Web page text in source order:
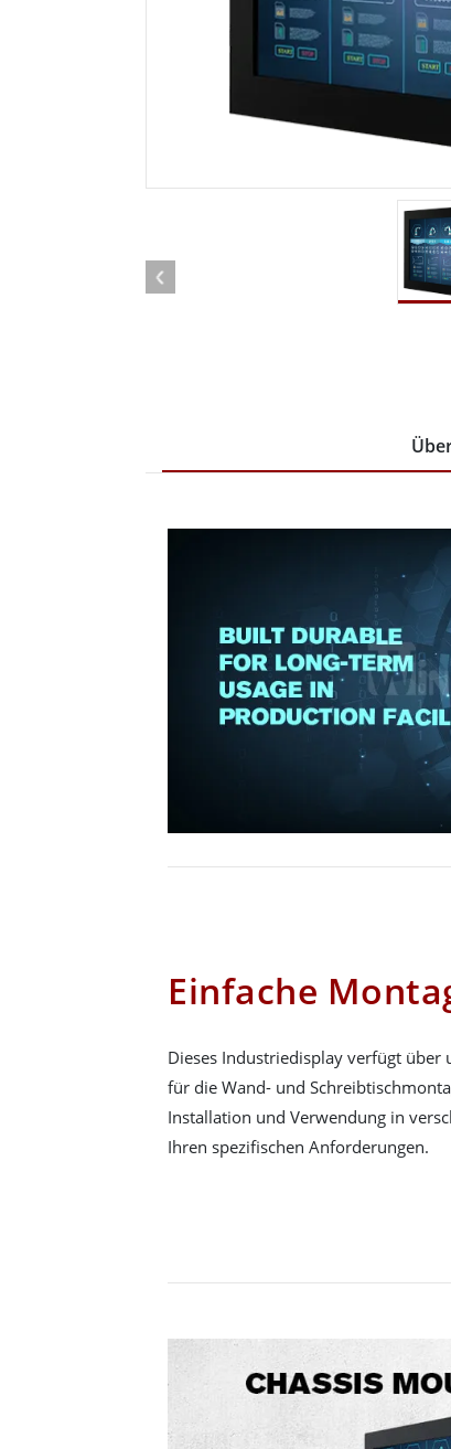
Android Fahrzeugmontierte Computer
Tablet für Fahrzeugmontierte
Robuster Roboter-
Controller
Einfache
Dieses Industriedisplay verfügt
für die Wand- und
Installation und Verwendung in
Ihren spezifischen Anforderungen.